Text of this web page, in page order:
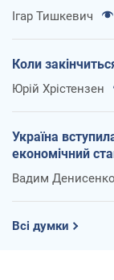
Ігар Тишкевич
Коли
Юрій Хрістензен
Україна
економічний
Вадим Денисенко
Всі думки